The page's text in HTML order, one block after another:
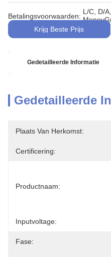
Betalingsvoorwaarden:
L/C, D/
Krijg Beste Prijs
Gedetailleerde Informatie
Gedetailleerde
Plaats Van Herkomst:
Certificering:
Productnaam:
Inputvoltage:
Fase: